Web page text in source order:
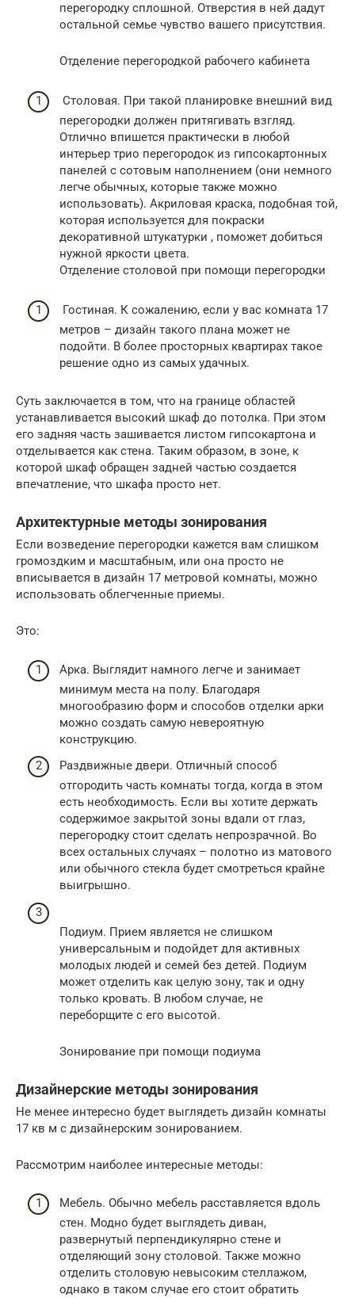
перегородку сплошной. Отверстия в ней дадут
остальной семье чувство вашего присутствия.
Отделение перегородкой рабочего кабинета
Столовая. При такой планировке внешний вид
перегородки должен притягивать взгляд.
Отлично впишется практически в любой
интерьер трио перегородок из гипсокартонных
панелей с сотовым наполнением (они немного
легче обычных, которые также можно
использовать). Акриловая краска, подобная той,
которая используется для покраски
декоративной штукатурки , поможет добиться
нужной яркости цвета.
Отделение столовой при помощи перегородки
Гостиная. К сожалению, если у вас комната 17
метров – дизайн такого плана может не
подойти. В более просторных квартирах такое
решение одно из самых удачных.
Суть заключается в том, что на границе областей
устанавливается высокий шкаф до потолка. При этом
его задняя часть зашивается листом гипсокартона и
отделывается как стена. Таким образом, в зоне, к
которой шкаф обращен задней частью создается
впечатление, что шкафа просто нет.
Архитектурные методы зонирования
Если возведение перегородки кажется вам слишком
громоздким и масштабным, или она просто не
вписывается в дизайн 17 метровой комнаты, можно
использовать облегченные приемы.
Это:
Арка. Выглядит намного легче и занимает
минимум места на полу. Благодаря
многообразию форм и способов отделки арки
можно создать самую невероятную
конструкцию.
Раздвижные двери. Отличный способ
отгородить часть комнаты тогда, когда в этом
есть необходимость. Если вы хотите держать
содержимое закрытой зоны вдали от глаз,
перегородку стоит сделать непрозрачной. Во
всех остальных случаях – полотно из матового
или обычного стекла будет смотреться крайне
выигрышно.
Подиум. Прием является не слишком
универсальным и подойдет для активных
молодых людей и семей без детей. Подиум
может отделить как целую зону, так и одну
только кровать. В любом случае, не
переборщите с его высотой.
Зонирование при помощи подиума
Дизайнерские методы зонирования
Не менее интересно будет выглядеть дизайн комнаты
17 кв м с дизайнерским зонированием.
Рассмотрим наиболее интересные методы:
Мебель. Обычно мебель расставляется вдоль
стен. Модно будет выглядеть диван,
развернутый перпендикулярно стене и
отделяющий зону столовой. Также можно
отделить столовую невысоким стеллажом,
однако в таком случае его стоит обратить